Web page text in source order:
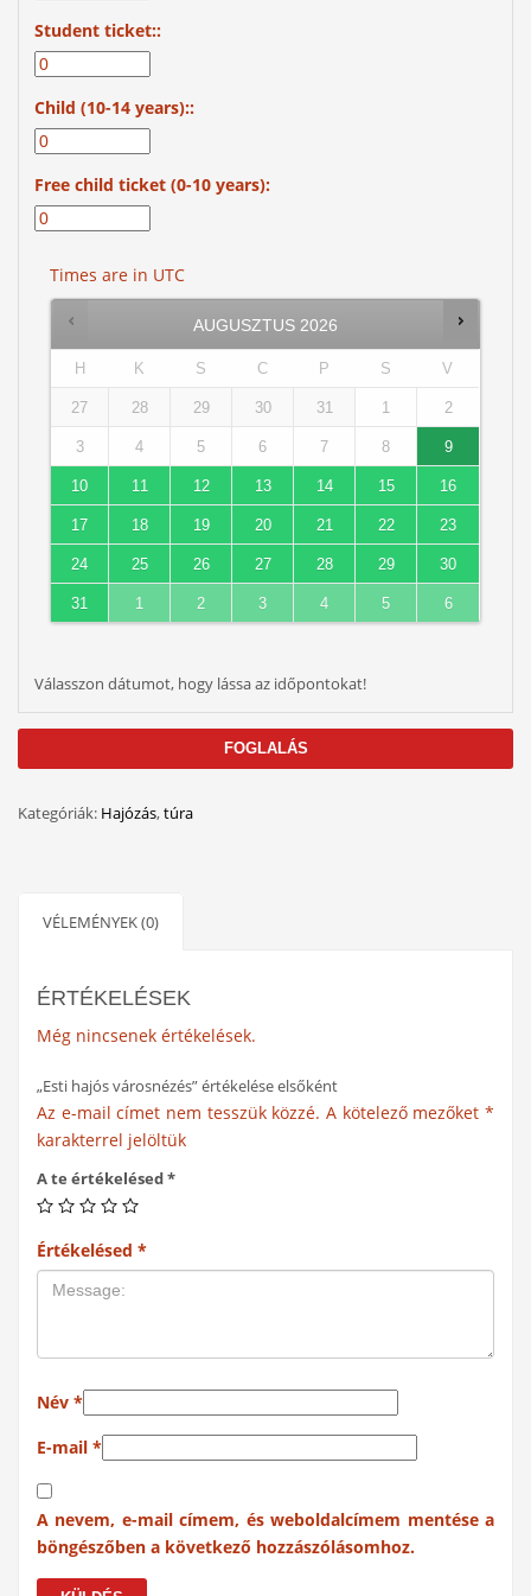
Student ticket::
Child (10-14 years)::
Free child ticket (0-10 years):
Times are in UTC
AUGUSZTUS 2026
H K S C P S V
27 28 29 30 31 1 2
3 4 5 6 7 8 9
10 11 12 13 14 15 16
17 18 19 20 21 22 23
24 25 26 27 28 29 30
31 1 2 3 4 5 6
Válasszon dátumot, hogy lássa az időpontokat!
FOGLALÁS
Kategóriák: Hajózás,túra
VÉLEMÉNYEK (0)
ÉRTÉKELÉSEK
Még nincsenek értékelések.
„Esti hajós városnézés” értékelése elsőként
Az e-mail címet nem tesszük közzé. A kötelező mezőket*
karakterrel jelöltük
A te értékelésed*
Értékelésed *
Név *
E-mail *
A nevem, e-mail címem, és weboldalcímem mentése a
böngészőben a következő hozzászólásomhoz.